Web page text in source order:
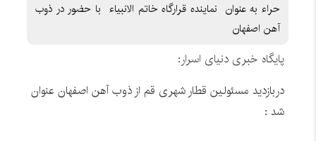
حراء به عنوان نماینده قرارگاه خاتم الانبیاء با حضور در ذوب
آهن اصفهان
پایگاه خبری دنیای اسرار:
دربازدید مسئولین قطار شهری قم از ذوب آهن اصفهان عنوان
شد :